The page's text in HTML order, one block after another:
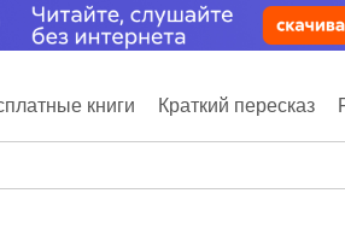
книги Краткий пересказ